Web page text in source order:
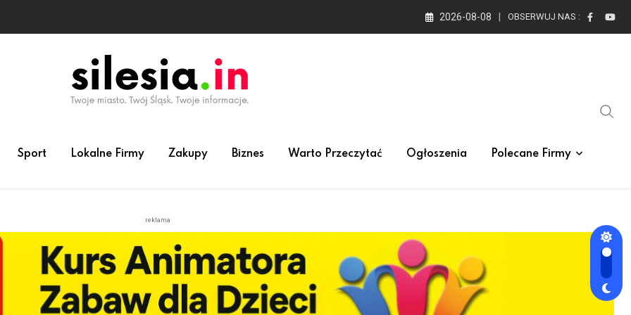
2026-08-08 OBSERWUJ NAS :
Sport Lokalne Firmy Zakupy Biznes Warto Przeczytać Ogłoszenia Polecane Firmy
reklama